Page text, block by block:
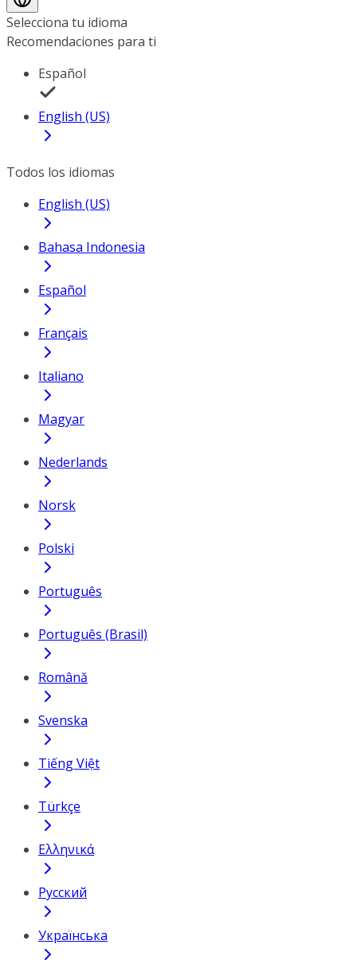
Selecciona tu idioma
Recomendaciones para ti
Español
English (US)
Todos los idiomas
English (US)
Bahasa Indonesia
Español
Français
Italiano
Magyar
Nederlands
Norsk
Polski
Português
Português (Brasil)
Română
Svenska
Tiếng Việt
Türkçe
Ελληνικά
Русский
Українська